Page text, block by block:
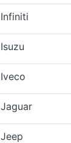
Infiniti
Isuzu
Iveco
Jaguar
Jeep